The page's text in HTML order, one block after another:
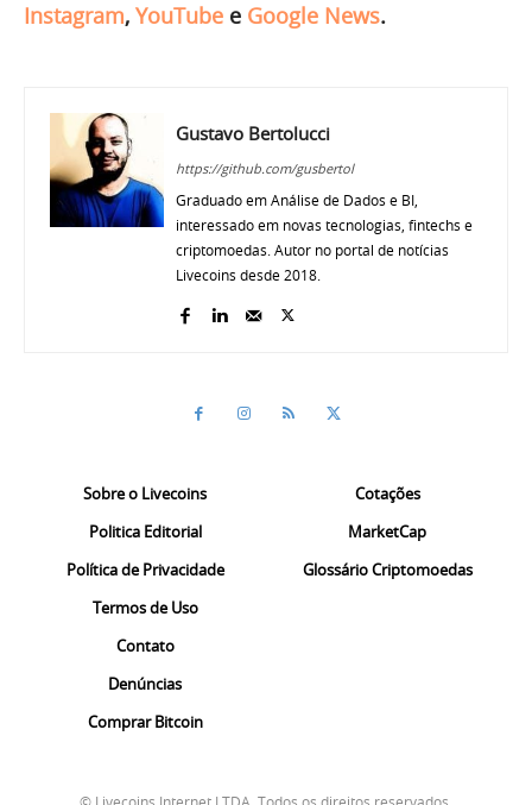
Instagram, YouTube e Google News.
Gustavo Bertolucci
https://github.com/gusbertol
Graduado em Análise de Dados e BI,
interessado em novas tecnologias, fintechs e
criptomoedas. Autor no portal de notícias
Livecoins desde 2018.
Sobre o Livecoins
Politica Editorial
Política de Privacidade
Termos de Uso
Contato
Denúncias
Comprar Bitcoin
Cotações
MarketCap
Glossário Criptomoedas